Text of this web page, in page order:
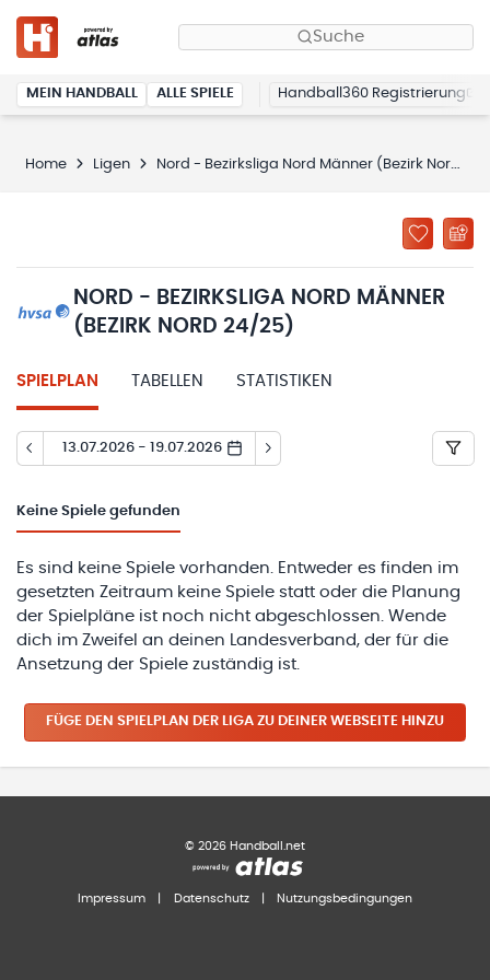
Suche
MEIN HANDBALL ALLE SPIELE Handball360 Registrierung
Home Ligen Nord - Bezirksliga Nord Männer (Bezirk Nord 24/25)
NORD - BEZIRKSLIGA NORD MÄNNER
(BEZIRK NORD 24/25)
SPIELPLAN TABELLEN STATISTIKEN
13.07.2026 - 19.07.2026
Keine Spiele gefunden
Es sind keine Spiele vorhanden. Entweder es finden im
gesetzten Zeitraum keine Spiele statt oder die Planung
der Spielpläne ist noch nicht abgeschlossen. Wende
dich im Zweifel an deinen Landesverband, der für die
Ansetzung der Spiele zuständig ist.
FÜGE DEN SPIELPLAN DER LIGA ZU DEINER WEBSEITE HINZU
© 2026 Handball.net
Impressum Datenschutz Nutzungsbedingungen